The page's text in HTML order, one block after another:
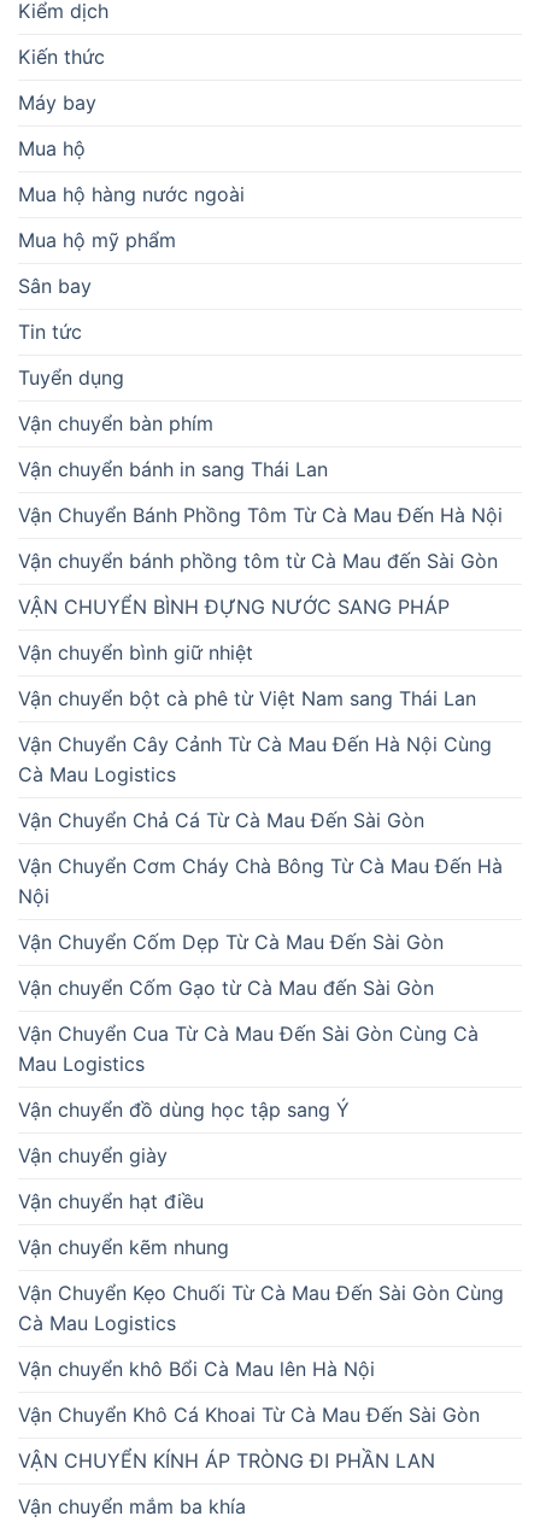
Kiểm dịch
Kiến thức
Máy bay
Mua hộ
Mua hộ hàng nước ngoài
Mua hộ mỹ phẩm
Sân bay
Tin tức
Tuyển dụng
Vận chuyển bàn phím
Vận chuyển bánh in sang Thái Lan
Vận Chuyển Bánh Phồng Tôm Từ Cà Mau Đến Hà Nội
Vận chuyển bánh phồng tôm từ Cà Mau đến Sài Gòn
VẬN CHUYỂN BÌNH ĐỰNG NƯỚC SANG PHÁP
Vận chuyển bình giữ nhiệt
Vận chuyển bột cà phê từ Việt Nam sang Thái Lan
Vận Chuyển Cây Cảnh Từ Cà Mau Đến Hà Nội Cùng
Cà Mau Logistics
Vận Chuyển Chả Cá Từ Cà Mau Đến Sài Gòn
Vận Chuyển Cơm Cháy Chà Bông Từ Cà Mau Đến Hà
Nội
Vận Chuyển Cốm Dẹp Từ Cà Mau Đến Sài Gòn
Vận chuyển Cốm Gạo từ Cà Mau đến Sài Gòn
Vận Chuyển Cua Từ Cà Mau Đến Sài Gòn Cùng Cà
Mau Logistics
Vận chuyển đồ dùng học tập sang Ý
Vận chuyển giày
Vận chuyển hạt điều
Vận chuyển kẽm nhung
Vận Chuyển Kẹo Chuối Từ Cà Mau Đến Sài Gòn Cùng
Cà Mau Logistics
Vận chuyển khô Bổi Cà Mau lên Hà Nội
Vận Chuyển Khô Cá Khoai Từ Cà Mau Đến Sài Gòn
VẬN CHUYỂN KÍNH ÁP TRÒNG ĐI PHẦN LAN
Vận chuyển mắm ba khía